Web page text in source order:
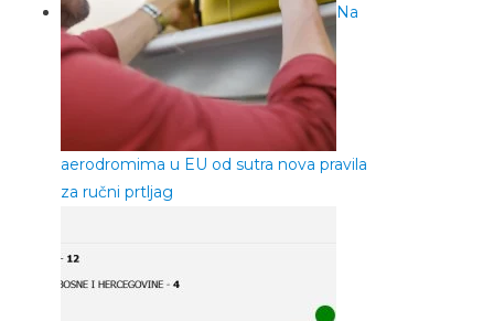
Na
aerodromima u EU od sutra nova pravila
za ručni prtljag